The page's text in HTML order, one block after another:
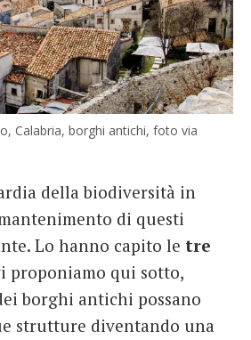
Calabria, borghi antichi, foto via
della biodiversità in
di questi
Lo hanno capito le tre
proponiamo qui sotto,
borghi antichi possano
strutture diventando una